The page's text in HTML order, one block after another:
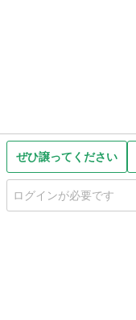
ぜひ譲ってください